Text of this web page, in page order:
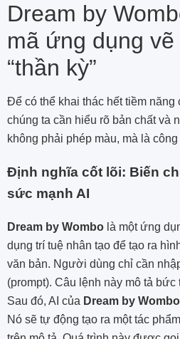
Dream by
mã ứng dụng vẽ
“thần kỳ”
Để có thể khai thác hết tiềm
chúng ta cần hiểu rõ bản chất và
không phải phép màu, mà là công
Định nghĩa cốt lõi: Biến
sức mạnh AI
Dream by Wombo là một ứng
dụng trí tuệ nhân tạo để tạo ra
văn bản. Người dùng chỉ cần
(prompt). Câu lệnh này mô tả
Sau đó, AI của Dream by Wombo
Nó sẽ tự động tạo ra một tác